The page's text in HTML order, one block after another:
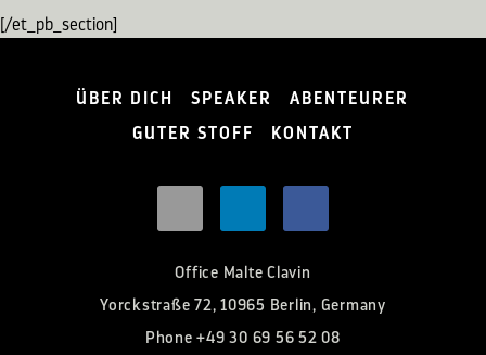
[/et_pb_section]
ÜBER DICH SPEAKER
ABENTEURER
GUTER STOFF
KONTAKT
Office Malte Clavin
Yorckstraße 72, 10965 Berlin, Germany
Phone+49 30 69 56 52 08